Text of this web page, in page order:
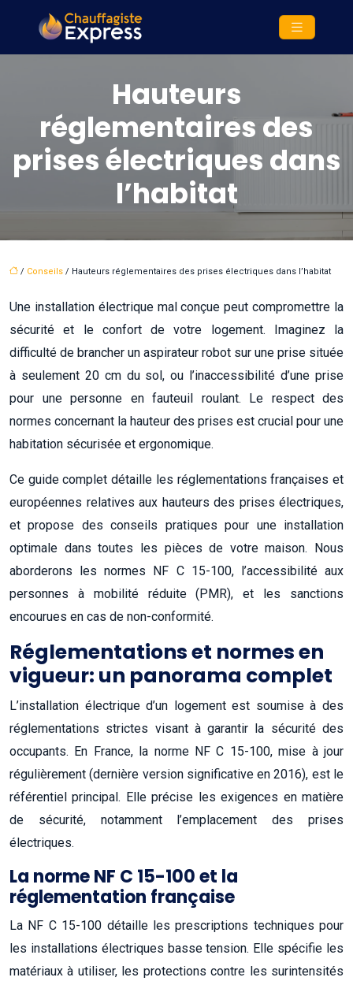
Hauteurs
réglementaires des
prises électriques dans
l’habitat
/ Conseils / Hauteurs réglementaires des prises électriques dans l’habitat
Une installation électrique mal conçue peut compromettre la
sécurité et le confort de votre logement. Imaginez la
difficulté de brancher un aspirateur robot sur une prise située
à seulement 20 cm du sol, ou l’inaccessibilité d’une prise
pour une personne en fauteuil roulant. Le respect des
normes concernant la hauteur des prises est crucial pour une
habitation sécurisée et ergonomique.
Ce guide complet détaille les réglementations françaises et
européennes relatives aux hauteurs des prises électriques,
et propose des conseils pratiques pour une installation
optimale dans toutes les pièces de votre maison. Nous
aborderons les normes NF C 15-100, l’accessibilité aux
personnes à mobilité réduite (PMR), et les sanctions
encourues en cas de non-conformité.
Réglementations et normes en
vigueur: un panorama complet
L’installation électrique d’un logement est soumise à des
réglementations strictes visant à garantir la sécurité des
occupants. En France, la norme NF C 15-100, mise à jour
régulièrement (dernière version significative en 2016), est le
référentiel principal. Elle précise les exigences en matière
de sécurité, notamment l’emplacement des prises
électriques.
La norme NF C 15-100 et la
réglementation française
La NF C 15-100 détaille les prescriptions techniques pour
les installations électriques basse tension. Elle spécifie les
matériaux à utiliser, les protections contre les surintensités